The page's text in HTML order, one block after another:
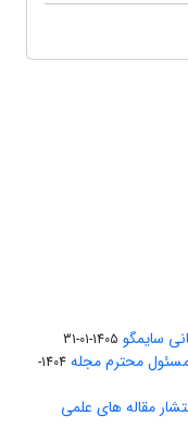
1405-01-31
محترم مجله
1404-
مقاله های علمی